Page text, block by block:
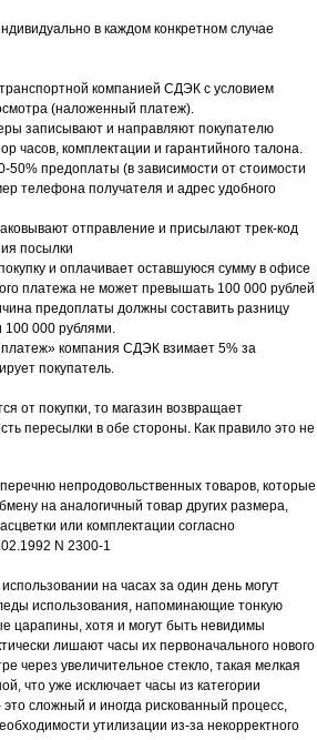
в каждом конкретном случае
компанией СДЭК с условием
(наложенный платеж).
записывают и направляют покупателю
часов, комплектации и гарантийного талона.
50% предоплаты (в зависимости от стоимости
телефона получателя и адрес удобного
отправление и присылают трек-код
посылки
и оплачивает оставшуюся сумму в офисе
платежа не может превышать 100 000 рублей
предоплаты должны составить разницу
100 000 рублями.
компания СДЭК взимает 5% за
покупатель.
от покупки, то магазин возвращает
пересылки в обе стороны. Как правило это не
непродовольственных товаров, которые
на аналогичный товар других размера,
или комплектации согласно
N 2300-1
на часах за один день могут
использования, напоминающие тонкую
царапины, хотя и могут быть невидимы
лишают часы их первоначального нового
через увеличительное стекло, такая мелкая
что уже исключает часы из категории
сложный и иногда рискованный процесс,
утилизации из-за некорректного